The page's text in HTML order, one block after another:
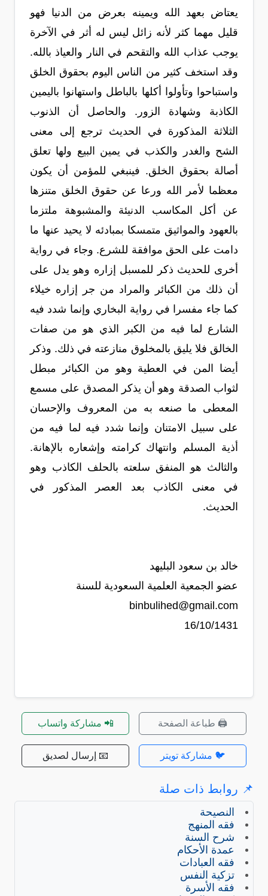
يعتاض بعهد الله ويمينه بعرض من الدنيا فهو
قليل مهما كثر لأنه زائل ليس له أثر في الآخرة
يوجب عذاب الله والتقحم في النار والعياذ بالله.
وقد استخف كثير من الناس اليوم بحقوق الخلق
واستباحوا وتأولوا أكلها بالباطل واستهانوا باليمين
الكاذبة وشهادة الزور. والحاصل أن الذنوب
الثلاثة المذكورة في الحديث ترجع إلى معنى
الشح والغدر والكذب في يمين البيع ولها تعلق
أصالة بحقوق الخلق. فينبغي للمؤمن أن يكون
معظما لأمر الله ورعا عن حقوق الخلق متنزها
عن أكل المكاسب الدنيئة والمشبوهة ملتزما
بالعهود والمواثيق متمسكا بمبادئه لا يحيد عنها ما
دامت على الحق موافقة للشرع. وجاء في رواية
أخرى للحديث ذكر للمسبل إزاره وهو يدل على
أن ذلك من الكبائر والمراد من جر إزاره خيلاء
كما جاء مفسرا في رواية البخاري وإنما شدد فيه
الشارع لما فيه من الكبر الذي هو من صفات
الخالق فلا يليق بالمخلوق منازعته في ذلك. وذكر
أيضا المن في العطية وهو من الكبائر مبطل
لثواب الصدقة وهو أن يذكر المصدق على مسمع
المعطى ما صنعه به من المعروف والإحسان
على سبيل الامتنان وإنما شدد فيه لما فيه من
أذية المسلم وانتهاك كرامته وإشعاره بالإهانة.
والثالث هو المنفق سلعته بالحلف الكاذب وهو
في معنى الكاذب بعد العصر المذكور في
الحديث.
خالد بن سعود البليهد
عضو الجمعية العلمية السعودية للسنة
binbulihed@gmail.com
16/10/1431
🖨️ طباعة الصفحة 📲 مشاركة واتساب
🐦 مشاركة تويتر 📧 إرسال لصديق
📌 روابط ذات صلة
النصيحة
فقه المنهج
شرح السنة
عمدة الأحكام
فقه العبادات
تزكية النفس
فقه الأسرة